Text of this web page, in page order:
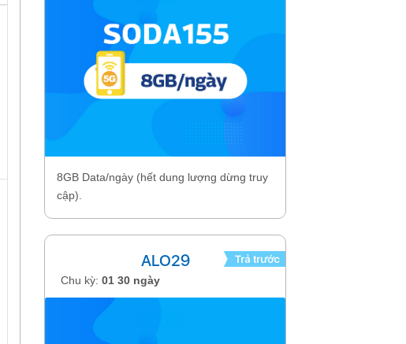
8GB Data/ngày (hết dung lượng dừng truy
cập).
ALO29
Chu kỳ:01 30 ngày